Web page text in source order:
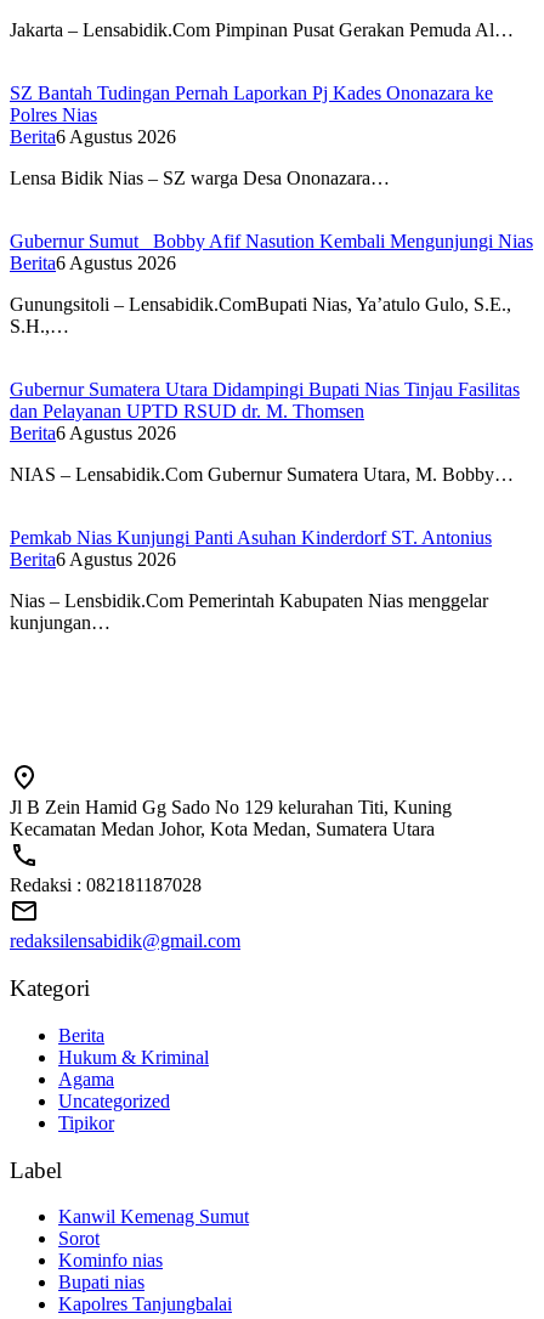
Jakarta – Lensabidik.Com Pimpinan Pusat Gerakan Pemuda Al…
SZ Bantah Tudingan Pernah Laporkan Pj Kades Ononazara ke
Polres Nias
Berita6 Agustus 2026
Lensa Bidik Nias – SZ warga Desa Ononazara…
Gubernur Sumut Bobby Afif Nasution Kembali Mengunjungi Nias
Berita6 Agustus 2026
Gunungsitoli – Lensabidik.ComBupati Nias, Ya’atulo Gulo, S.E.,
S.H.,…
Gubernur Sumatera Utara Didampingi Bupati Nias Tinjau Fasilitas
dan Pelayanan UPTD RSUD dr. M. Thomsen
Berita6 Agustus 2026
NIAS – Lensabidik.Com Gubernur Sumatera Utara, M. Bobby…
Pemkab Nias Kunjungi Panti Asuhan Kinderdorf ST. Antonius
Berita6 Agustus 2026
Nias – Lensbidik.Com Pemerintah Kabupaten Nias menggelar
kunjungan…
Jl B Zein Hamid Gg Sado No 129 kelurahan Titi, Kuning
Kecamatan Medan Johor, Kota Medan, Sumatera Utara
Redaksi : 082181187028
redaksilensabidik@gmail.com
Kategori
Berita
Hukum & Kriminal
Agama
Uncategorized
Tipikor
Label
Kanwil Kemenag Sumut
Sorot
Kominfo nias
Bupati nias
Kapolres Tanjungbalai